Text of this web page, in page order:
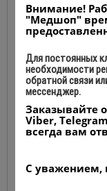
камера
Производство:
Ltd., Китай
операционного
Внимание!
"Медшоп"
Для постоянных
необходимости
обратной связи
мессенджер.
Заказывайте
Viber,
всегда вам
С уважением,